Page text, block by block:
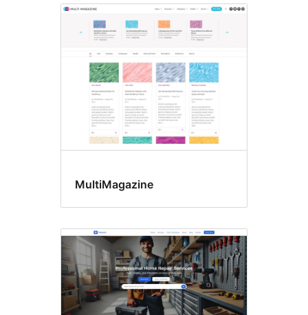
ຕົວ
ເລືອກ
MultiMagazine